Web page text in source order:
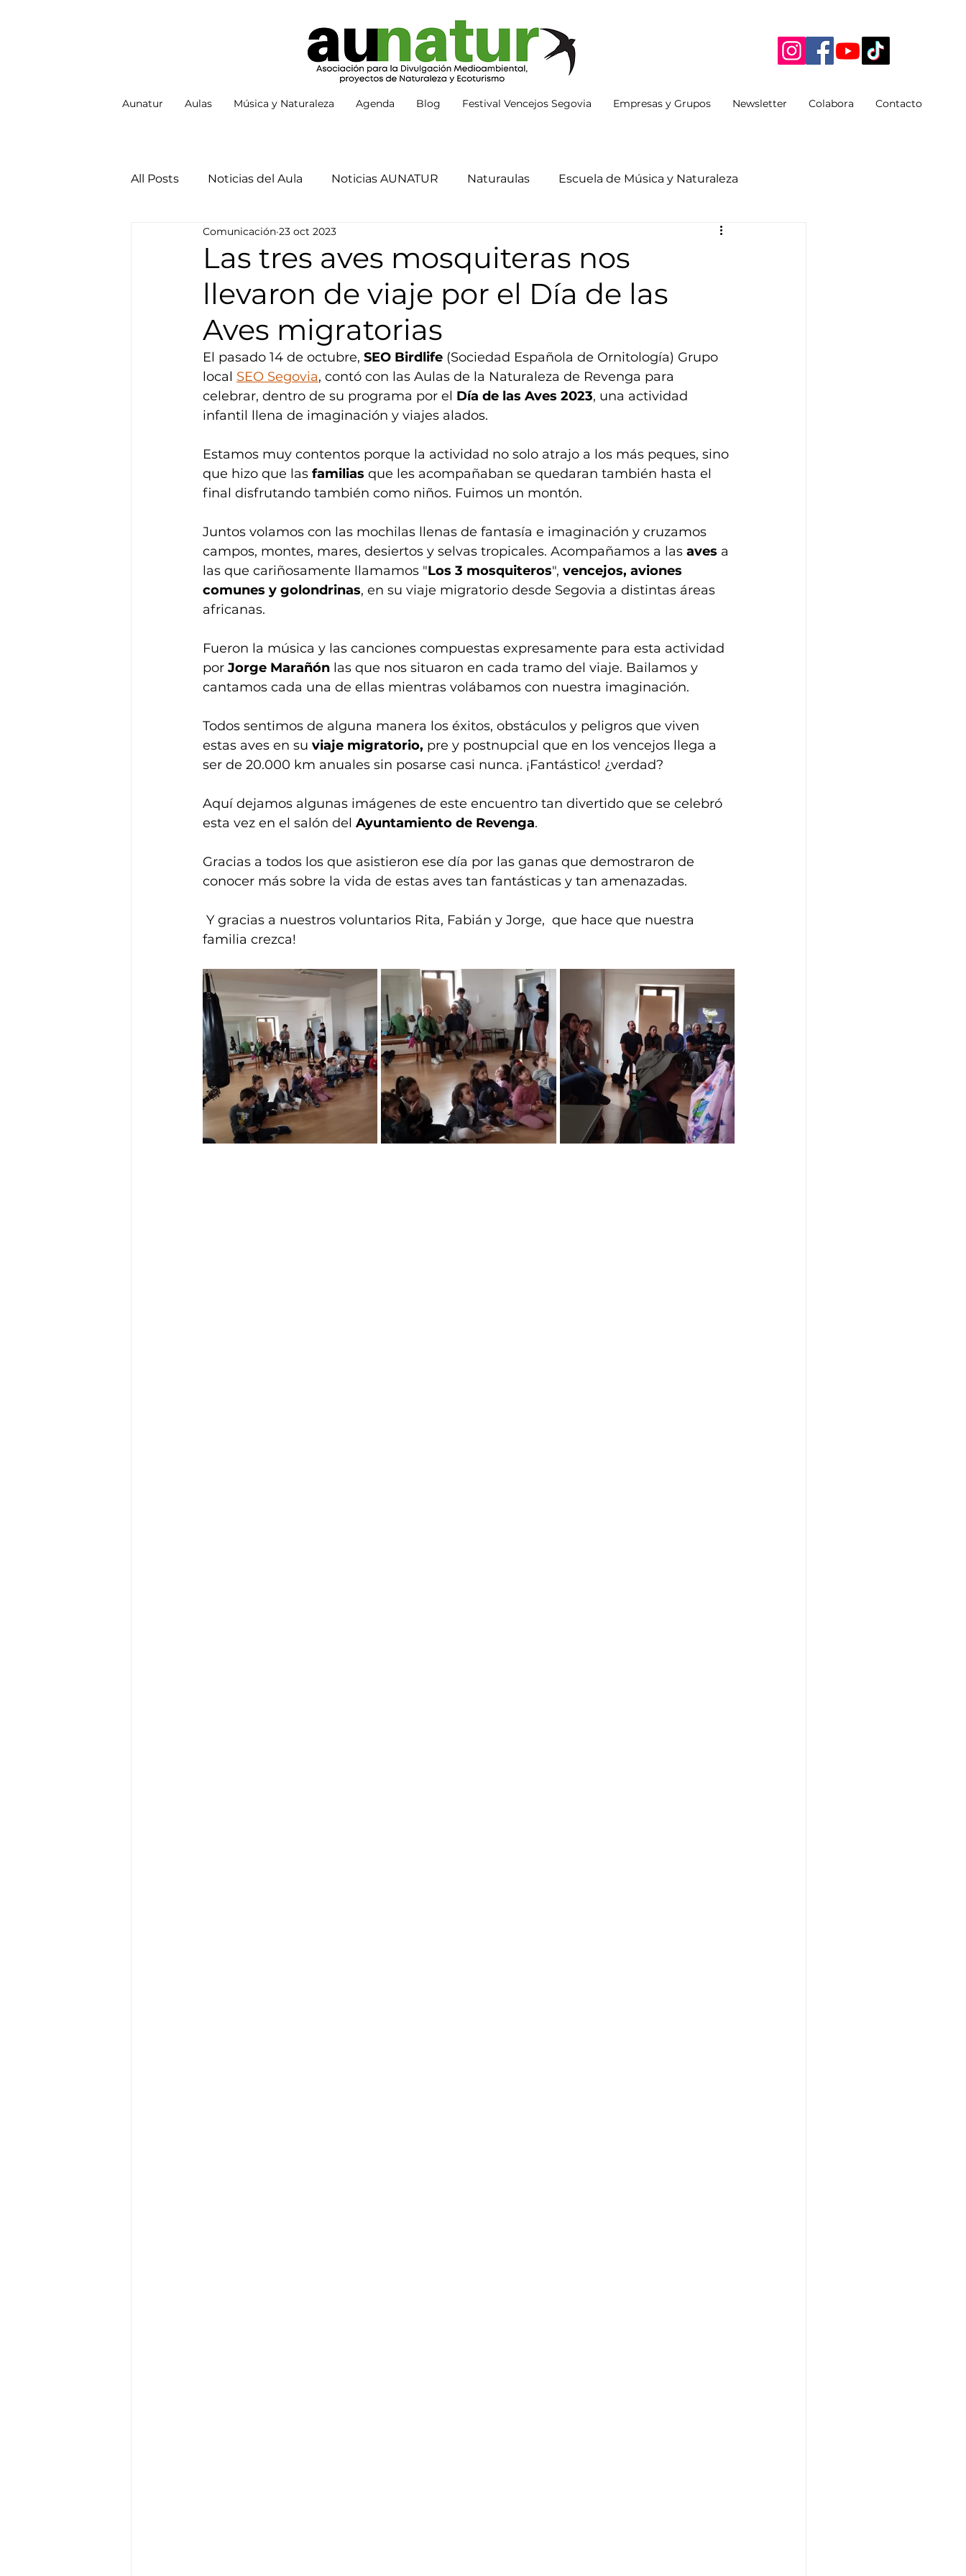
Aunatur Aulas Música y Naturaleza Agenda Blog Festival Vencejos Segovia Empresas y Grupos Newsletter Colabora Contacto
All Posts Noticias del Aula Noticias AUNATUR Naturaulas Escuela de Música y Naturaleza
Las tres aves mosquiteras nos
llevaron de viaje por el Día de las
Aves migratorias
Comunicación 23 oct 2023
El pasado 14 de octubre, SEO Birdlife (Sociedad Española de Ornitología) Grupo
local SEO Segovia, contó con las Aulas de la Naturaleza de Revenga para
celebrar, dentro de su programa por el Día de las Aves 2023, una actividad
infantil llena de imaginación y viajes alados.
Estamos muy contentos porque la actividad no solo atrajo a los más peques, sino
que hizo que las familias que les acompañaban se quedaran también hasta el
final disfrutando también como niños. Fuimos un montón.
Juntos volamos con las mochilas llenas de fantasía e imaginación y cruzamos
campos, montes, mares, desiertos y selvas tropicales. Acompañamos a las aves a
las que cariñosamente llamamos "Los 3 mosquiteros", vencejos, aviones
comunes y golondrinas, en su viaje migratorio desde Segovia a distintas áreas
africanas.
Fueron la música y las canciones compuestas expresamente para esta actividad
por Jorge Marañón las que nos situaron en cada tramo del viaje. Bailamos y
cantamos cada una de ellas mientras volábamos con nuestra imaginación.
Todos sentimos de alguna manera los éxitos, obstáculos y peligros que viven
estas aves en su viaje migratorio, pre y postnupcial que en los vencejos llega a
ser de 20.000 km anuales sin posarse casi nunca. ¡Fantástico! ¿verdad?
Aquí dejamos algunas imágenes de este encuentro tan divertido que se celebró
esta vez en el salón del Ayuntamiento de Revenga.
Gracias a todos los que asistieron ese día por las ganas que demostraron de
conocer más sobre la vida de estas aves tan fantásticas y tan amenazadas.
familia crezca!